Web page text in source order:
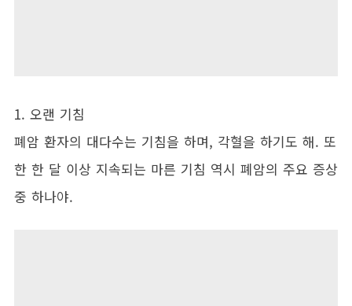
1. 오랜 기침
폐암 환자의 대다수는 기침을 하며, 각혈을 하기도 해. 또
한 한 달 이상 지속되는 마른 기침 역시 폐암의 주요 증상
중 하나야.